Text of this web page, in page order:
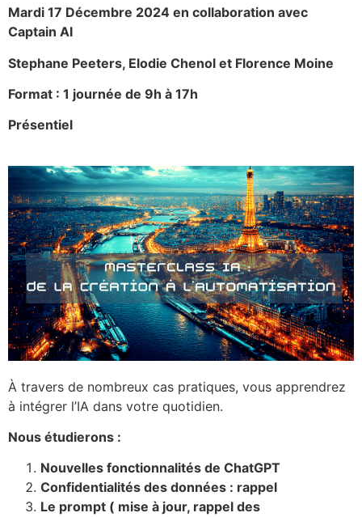
Mardi 17 Décembre 2024 en collaboration avec
Captain AI
Stephane Peeters, Elodie Chenol et Florence Moine
Format : 1 journée de 9h à 17h
Présentiel
À travers de nombreux cas pratiques, vous apprendrez
à intégrer l’IA dans votre quotidien.
Nous étudierons :
Nouvelles fonctionnalités de ChatGPT
Confidentialités des données : rappel
Le prompt ( mise à jour, rappel des